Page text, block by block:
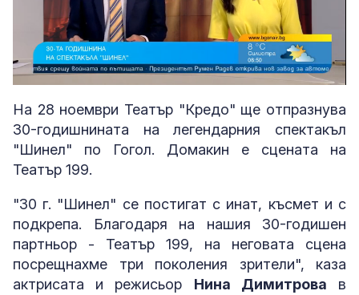
Unmute Loaded:
На 28 ноември Театър "Кредо" ще отпразнува
30-годишнината на легендарния спектакъл
"Шинел" по Гогол. Домакин е сцената на
Театър 199.
"30 г. "Шинел" се постигат с инат, късмет и с
подкрепа. Благодаря на нашия 30-годишен
партньор - Театър 199, на неговата сцена
посрещнахме три поколения зрители", каза
актрисата и режисьор Нина Димитрова в